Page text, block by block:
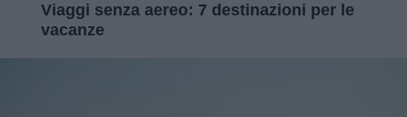
Viaggi senza aereo: 7 destinazioni per le
vacanze